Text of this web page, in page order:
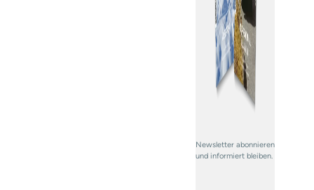
Newsletter abonnieren
und informiert bleiben.